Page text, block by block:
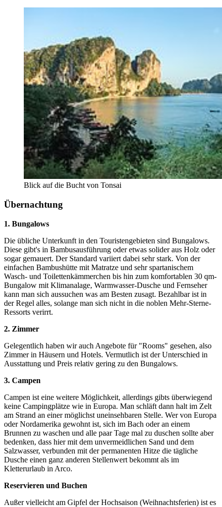
Blick auf die Bucht von Tonsai
Übernachtung
1. Bungalows
Die übliche Unterkunft in den Touristengebieten sind Bungalows.
Diese gibt's in Bambusausführung oder etwas solider aus Holz oder
sogar gemauert. Der Standard variiert dabei sehr stark. Von der
einfachen Bambushütte mit Matratze und sehr spartanischem
Wasch- und Toilettenkämmerchen bis hin zum komfortablen 30 qm-
Bungalow mit Klimanalage, Warmwasser-Dusche und Fernseher
kann man sich aussuchen was am Besten zusagt. Bezahlbar ist in
der Regel alles, solange man sich nicht in die noblen Mehr-Sterne-
Ressorts verirrt.
2. Zimmer
Gelegentlich haben wir auch Angebote für "Rooms" gesehen, also
Zimmer in Häusern und Hotels. Vermutlich ist der Unterschied in
Ausstattung und Preis relativ gering zu den Bungalows.
3. Campen
Campen ist eine weitere Möglichkeit, allerdings gibts überwiegend
keine Campingplätze wie in Europa. Man schläft dann halt im Zelt
am Strand an einer möglichst uneinsehbaren Stelle. Wer von Europa
oder Nordamerika gewohnt ist, sich im Bach oder an einem
Brunnen zu waschen und alle paar Tage mal zu duschen sollte aber
bedenken, dass hier mit dem unvermeidlichen Sand und dem
Salzwasser, verbunden mit der permanenten Hitze die tägliche
Dusche einen ganz anderen Stellenwert bekommt als im
Kletterurlaub in Arco.
Reservieren und Buchen
Außer vielleicht am Gipfel der Hochsaison (Weihnachtsferien) ist es